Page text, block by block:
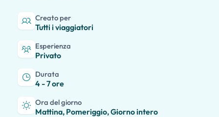
Creato per
Tutti i viaggiatori
Esperienza
Privato
Durata
4 - 7 ore
Ora del giorno
Mattina, Pomeriggio, Giorno intero